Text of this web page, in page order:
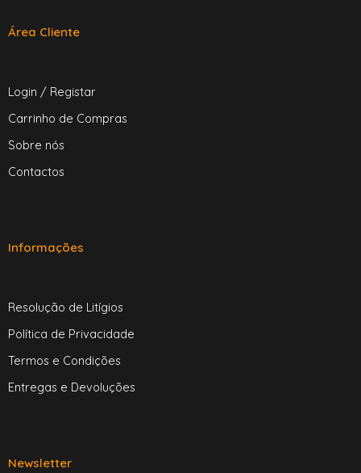
Área Cliente
Login / Registar
Carrinho de Compras
Sobre nós
Contactos
Informações
Resolução de Litígios
Política de Privacidade
Termos e Condições
Entregas e Devoluções
Newsletter